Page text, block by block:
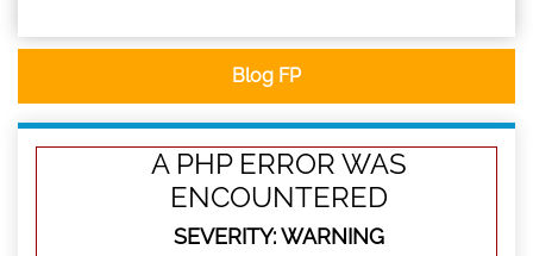
Blog FP
A PHP ERROR WAS
ENCOUNTERED
SEVERITY: WARNING